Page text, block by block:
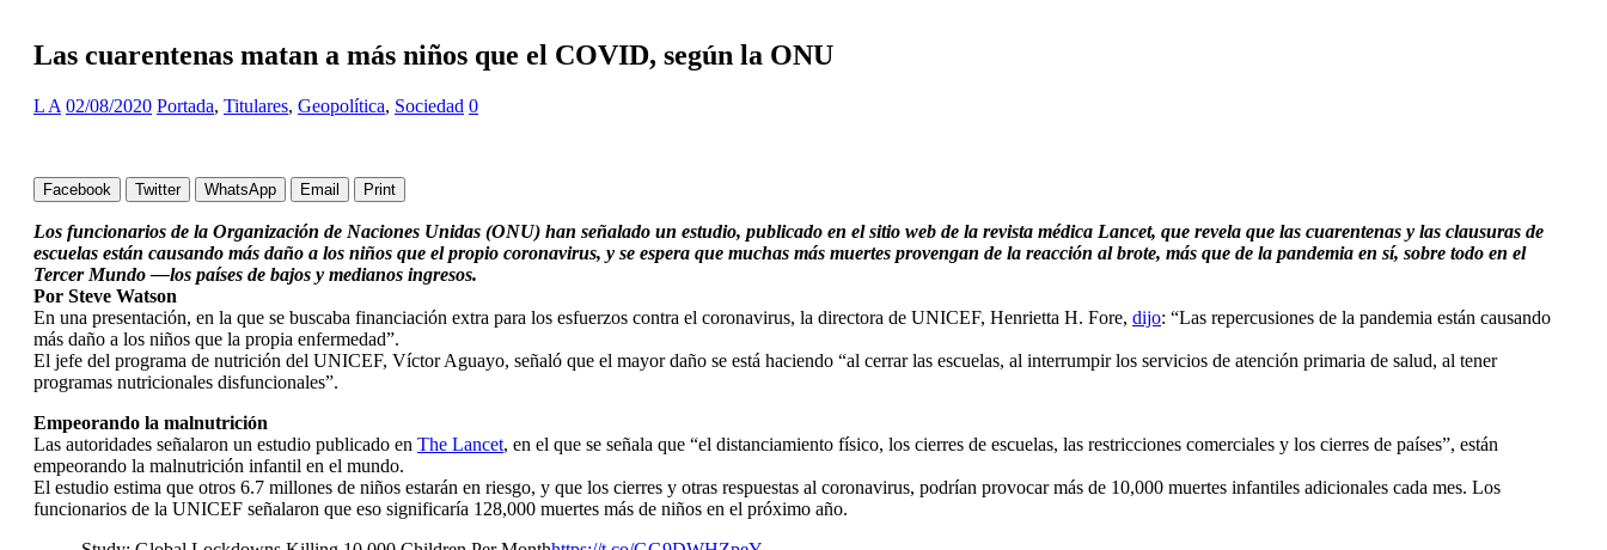
Las cuarentenas matan a más niños que el COVID, según la ONU
L A 02/08/2020 Portada, Titulares, Geopolítica, Sociedad 0
Facebook Twitter WhatsApp Email Print
Los funcionarios de la Organización de Naciones Unidas (ONU) han señalado un estudio, publicado en el sitio web de la revista médica Lancet, que revela que las cuarentenas y las clausuras de
escuelas están causando más daño a los niños que el propio coronavirus, y se espera que muchas más muertes provengan de la reacción al brote, más que de la pandemia en sí, sobre todo en el
Tercer Mundo —los países de bajos y medianos ingresos.
Por Steve Watson
En una presentación, en la que se buscaba financiación extra para los esfuerzos contra el coronavirus, la directora de UNICEF, Henrietta H. Fore, dijo: “Las repercusiones de la pandemia están causando
más daño a los niños que la propia enfermedad”.
El jefe del programa de nutrición del UNICEF, Víctor Aguayo, señaló que el mayor daño se está haciendo “al cerrar las escuelas, al interrumpir los servicios de atención primaria de salud, al tener
programas nutricionales disfuncionales”.
Empeorando la malnutrición
Las autoridades señalaron un estudio publicado en The Lancet, en el que se señala que “el distanciamiento físico, los cierres de escuelas, las restricciones comerciales y los cierres de países”, están
empeorando la malnutrición infantil en el mundo.
El estudio estima que otros 6.7 millones de niños estarán en riesgo, y que los cierres y otras respuestas al coronavirus, podrían provocar más de 10,000 muertes infantiles adicionales cada mes. Los
funcionarios de la UNICEF señalaron que eso significaría 128,000 muertes más de niños en el próximo año.